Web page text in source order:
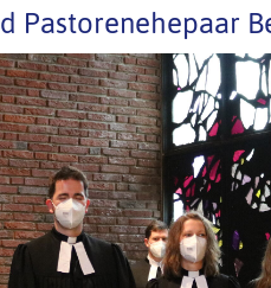
Pastorenehepaar